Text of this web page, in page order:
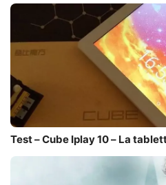
Test – Cube Iplay 10 – La